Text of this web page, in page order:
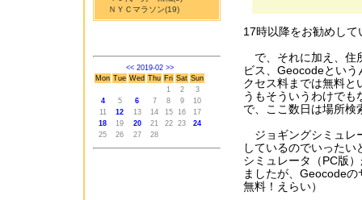
ＮＹＣマラソン(19)
<< 2019-02 >>
Mon Tue Wed Thu Fri Sat Sun
1
2
3
4
5 6 7 8 9
10
11
12 13 14 15 16
17
18
19 20 21 22 23
24
25
26 27 28
17時以降をお勧めして
で、それに加え、住
ビス、Geocodeとい
クセス料までは無料と
うもそういうわけで
で、ここ数日は場所検
ジョギングシミュレ
しているのでいった
シミュレータ（PC版
ましたが、Geocode
無料！えらい）